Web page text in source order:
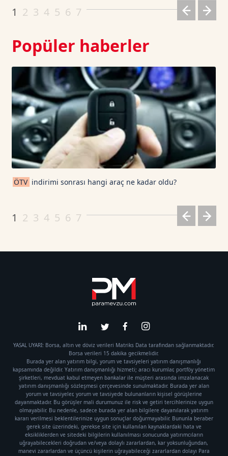
1 2 3 4 5 6 7
Popüler haberler
ÖTV indirimi sonrası hangi araç ne kadar oldu?
1 2 3 4 5 6 7
YASAL UYARI: Borsa, altın ve döviz verileri Matriks Data tarafından sağlanmaktadır.
Borsa verileri 15 dakika gecikmelidir.
Burada yer alan yatırım bilgi, yorum ve tavsiyeleri yatırım danışmanlığı
kapsamında değildir. Yatırım danışmanlığı hizmeti; aracı kurumlar, portföy yönetim
şirketleri, mevduat kabul etmeyen bankalar ile müşteri arasında imzalanacak
yatırım danışmanlığı sözleşmesi çerçevesinde sunulmaktadır. Burada yer alan
yorum ve tavsiyeler, yorum ve tavsiyede bulunanların kişisel görüşlerine
dayanmaktadır. Bu görüşler mali durumunuz ile risk ve getiri tercihlerinize uygun
olmayabilir. Bu nedenle, sadece burada yer alan bilgilere dayanılarak yatırım
kararı verilmesi beklentilerinize uygun sonuçlar doğurmayabilir. Bununla beraber
gerek site üzerindeki, gerekse site için kullanılan kaynaklardaki hata ve
eksikliklerden ve sitedeki bilgilerin kullanılması sonucunda yatırımcıların
uğrayabilecekleri doğrudan ve/veya dolaylı zararlardan, kar yoksunluğundan,
manevi zararlardan ve üçüncü kişilerin uğrayabileceği zararlardan dolayı Para